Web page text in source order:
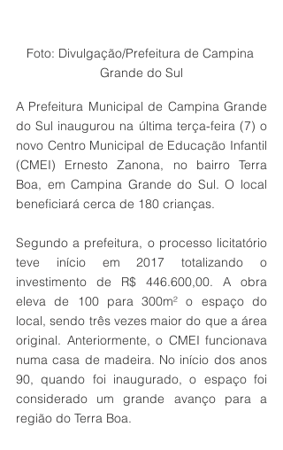
Foto: Divulgação/Prefeitura de Campina
Grande do Sul
A Prefeitura Municipal de Campina Grande
do Sul inaugurou na última terça-feira (7) o
novo Centro Municipal de Educação Infantil
(CMEI) Ernesto Zanona, no bairro Terra
Boa, em Campina Grande do Sul. O local
beneficiará cerca de 180 crianças.
Segundo a prefeitura, o processo licitatório
teve início em 2017 totalizando o
investimento de R$ 446.600,00. A obra
eleva de 100 para 300m² o espaço do
local, sendo três vezes maior do que a área
original. Anteriormente, o CMEI funcionava
numa casa de madeira. No início dos anos
90, quando foi inaugurado, o espaço foi
considerado um grande avanço para a
região do Terra Boa.